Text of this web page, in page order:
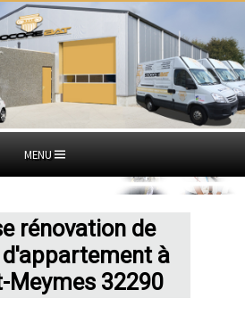
MENU
rénovation de
à
Meymes 32290